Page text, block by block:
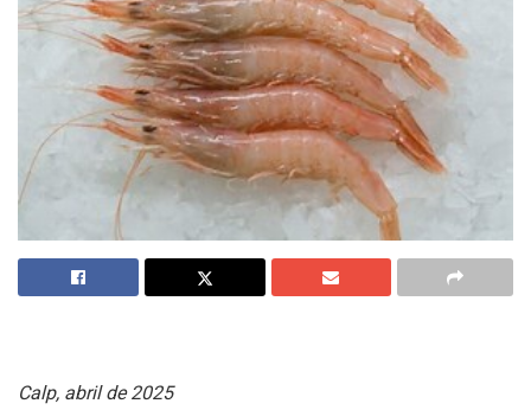
Calp, abril de 2025